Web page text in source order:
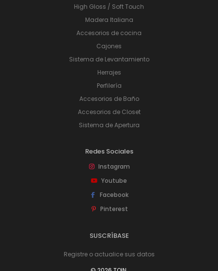
High Gloss / Soft Touch
Madera Italiana
Accesorios de cocina
Cajones
Sistema de Levantamiento
Herrajes
Perfilería
Accesorios de Baño
Accesorios de Closet
Sistema de Apertura
Redes Sociales
Instagram
Youtube
Facebook
Pinterest
SUSCRÍBASE
Registre o actualice sus datos